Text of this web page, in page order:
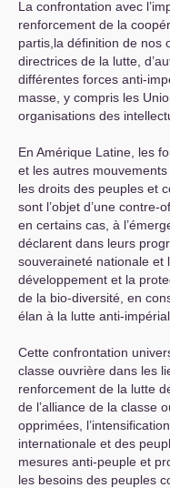
La confrontation avec
renforcement de la
partis,la définition de nos
directrices de la lutte,
différentes forces anti-
masse, y compris les
organisations des
En Amérique Latine, les
et les autres
les droits des peuples et
sont l’objet d’une contre-
en certains cas, à
déclarent dans leurs
souveraineté nationale et
développement et la
de la bio-diversité, en
élan à la lutte anti-
Cette confrontation
classe ouvrière dans les
renforcement de la lutte
de l’alliance de la classe
opprimées,
internationale et des
mesures anti-peuple et
les besoins des peuples